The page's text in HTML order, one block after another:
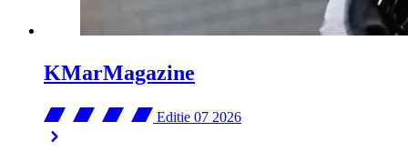
KMarMagazine
Editie 07 2026